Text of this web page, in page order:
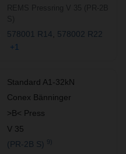
578001 R14
578002 R22
+1
Standard A1-32kN
Conex Bänninger
>B< Press
V 35
(PR-2B S)
9)